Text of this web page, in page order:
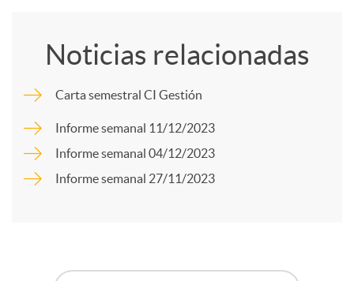
e
n
m
p
a
Noticias relacionadas
Carta semestral CI Gestión
Informe semanal 11/12/2023
Informe semanal 04/12/2023
Informe semanal 27/11/2023